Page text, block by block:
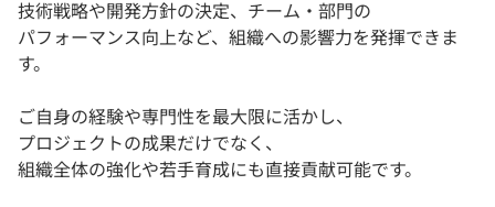
技術戦略や開発方針の決定、チーム・部門の
パフォーマンス向上など、組織への影響力を発揮できま
す。
ご自身の経験や専門性を最大限に活かし、
プロジェクトの成果だけでなく、
組織全体の強化や若手育成にも直接貢献可能です。